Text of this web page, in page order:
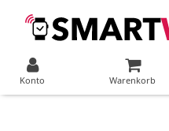
Konto Warenkorb